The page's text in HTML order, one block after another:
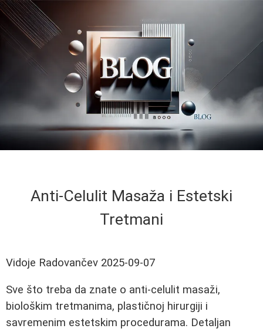
Anti-Celulit Masaža i Estetski
Tretmani
Vidoje Radovančev 2025-09-07
Sve što treba da znate o anti-celulit masaži,
biološkim tretmanima, plastičnoj hirurgiji i
savremenim estetskim procedurama. Detaljan